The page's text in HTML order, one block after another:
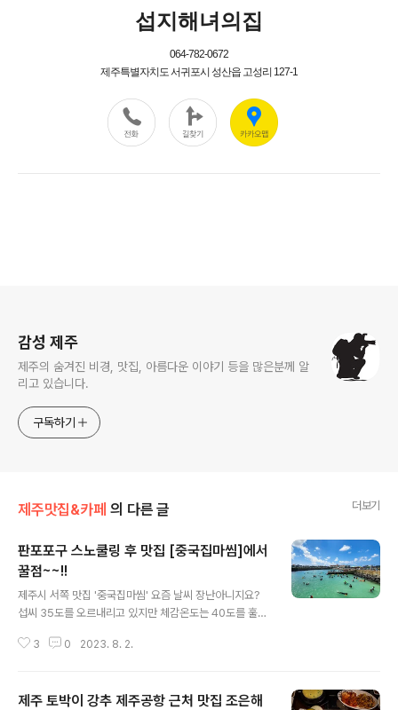
감성 제주
제주의 숨겨진 비경, 맛집, 아름다운 이야기 등을 많은분께 알
리고 있습니다.
구독하기
제주맛집&카페 의 다른 글 더보기
판포포구 스노쿨링 후 맛집 [중국집마씸]에서
꿀점~~!!
제주시 서쪽 맛집 '중국집마씸' 요즘 날씨 장난아니지요?
섭씨 35도를 오르내리고 있지만 체감온도는 40도를 훌쩍
긴 하지만 계절이 여름이잖아요? 젊음의 계절인 만큼 제주
또는 유명한 계곡을 찾아 즐기고 있는데요, 장마가 지나간
3 0 2023. 8. 2.
제주 토박이 강추 제주공항 근처 맛집 조은해